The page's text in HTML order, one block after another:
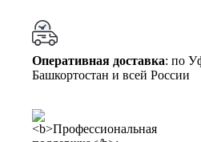
Оперативная доставка: по
Башкортостан и всей России